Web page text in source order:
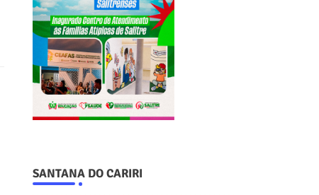
SANTANA DO CARIRI